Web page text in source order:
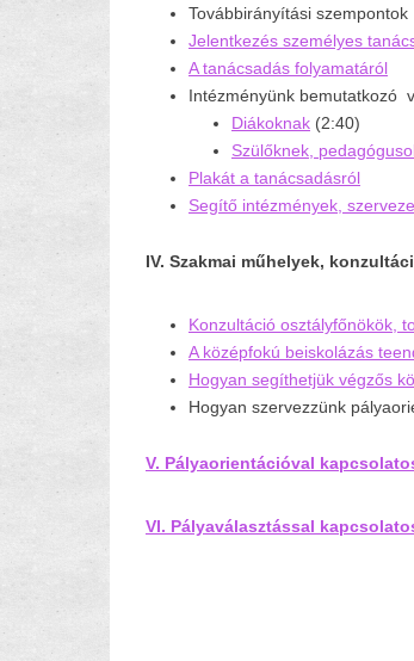
Továbbirányítási szempontok
Jelentkezés személyes
A tanácsadás folyamatáról
Intézményünk bemutatkozó
Diákoknak (2:40)
Szülőknek,
Plakát a tanácsadásról
Segítő intézmények,
IV. Szakmai műhelyek,
Konzultáció osztályfőnökök,
A középfokú beiskolázás
Hogyan segíthetjük végzős
Hogyan szervezzünk
V. Pályaorientációval
VI. Pályaválasztással